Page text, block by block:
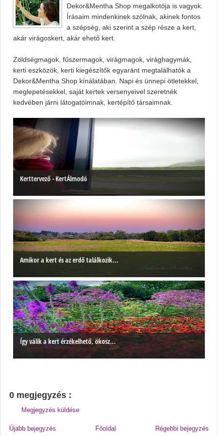
Dekor&Mentha Shop megalkotója is vagyok.
Írásaim mindenkinek szólnak, akinek fontos
a szépség, aki szerint a szép része a kert,
akár virágoskert, akár ehető kert.
Zöldségmagok, fűszermagok, virágmagok, virághagymák,
kerti eszközök, kerti kiegészítők egyaránt megtalálhatók a
Dekor&Mentha Shop kínálatában. Napi és ünnepi ötletekkel,
meglepetésekkel, saját kertek versenyeivel szeretnék
kedvében járni látogatóimnak, kertépítő társaimnak.
Kerttervező - KertÁlmodó
Amikor a kert és az erdő találkozik...
Így válik a kert érzékelhető, ökosz...
0 megjegyzés :
Megjegyzés küldése
Újabb bejegyzés Régebbi bejegyzés
Főoldal